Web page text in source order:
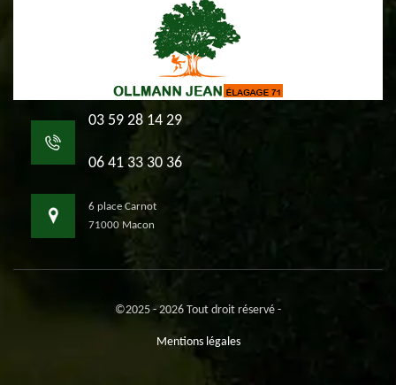
03 59 28 14 29
06 41 33 30 36
6 place Carnot
71000 Macon
©2025 - 2026 Tout droit réservé -
Mentions légales